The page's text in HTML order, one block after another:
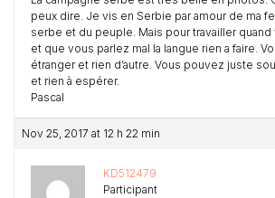
peux dire. Je vis en Serbie par amour de ma
serbe et du peuple. Mais pour travailler
et que vous parlez mal la langue rien a faire.
étranger et rien d’autre. Vous pouvez juste
et rien à espérer.
Pascal
Nov 25, 2017 at 12 h 22 min
KD512479
Participant